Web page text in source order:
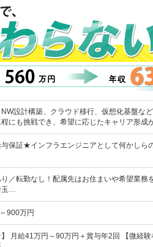
設計構築、クラウド移行、仮想化基盤な
にも挑戦でき、希望に応じたキャリア形成
保証★インフラエンジニアとして何かしら
り／転勤なし！配属先はお住まいや希望業
玉…
900万円
】 月給41万円～90万円＋賞与年2回 【微経